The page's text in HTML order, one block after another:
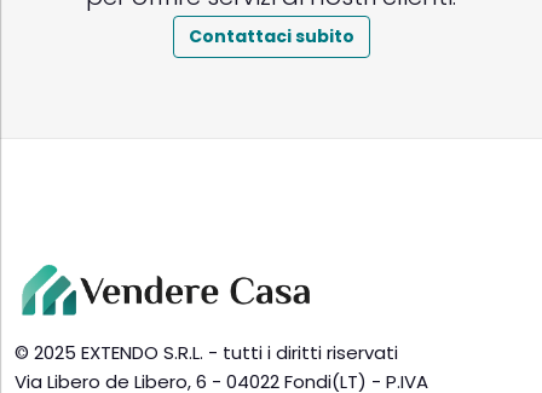
Contattaci subito
© 2025 EXTENDO S.R.L. - tutti i diritti riservati
Via Libero de Libero, 6 - 04022 Fondi(LT) - P.IVA